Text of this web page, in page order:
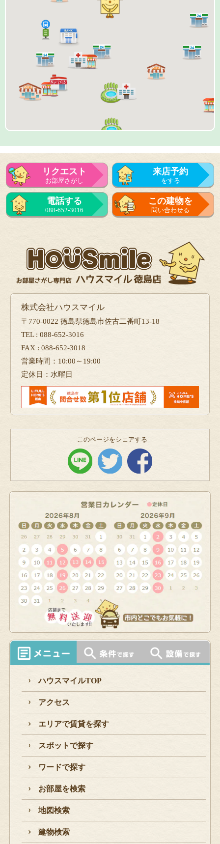
リクエスト
お部屋さがし
来店予約
をする
来店予約
をする
電話する
088-652-3016
この建物を
問い合わせる
株式会社ハウスマイル
〒770-0022 徳島県徳島市佐古二番町13-18
TEL : 088-652-3016
FAX : 088-652-3018
営業時間：10:00～19:00
定休日：水曜日
このページをシェアする
ハウスマイルTOP
アクセス
エリアで賃貸を探す
スポットで探す
ワードで探す
お部屋を検索
地図検索
建物検索